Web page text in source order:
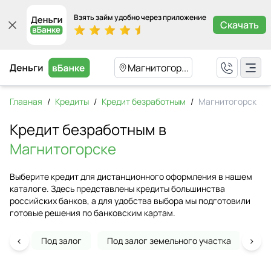
Взять займ удобно через приложение
Скачать
Магнитогор...
Главная / Кредиты / Кредит безработным / Магнитогорск
Кредит безработным в
Магнитогорске
Выберите кредит для дистанционного оформления в нашем
каталоге. Здесь представлены кредиты большинства
российских банков, а для удобства выбора мы подготовили
готовые решения по банковским картам.
Под залог Под залог земельного участка
‹ ›